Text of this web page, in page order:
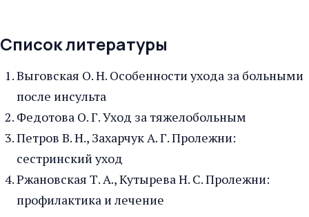
Список литературы
Выговская О. Н. Особенности ухода за больными
после инсульта
Федотова О. Г. Уход за тяжелобольным
Петров В. Н., Захарчук А. Г. Пролежни:
сестринский уход
Ржановская Т. А., Кутырева Н. С. Пролежни:
профилактика и лечение